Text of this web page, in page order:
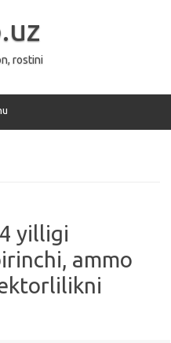
rostini
yilligi
ammo